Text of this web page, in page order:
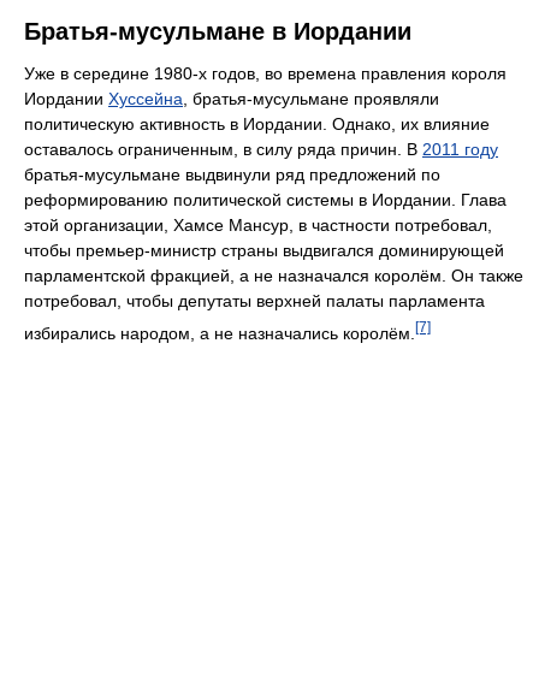
Братья-мусульмане в Иордании
Уже в середине 1980-х годов, во времена правления короля
Иордании Хуссейна, братья-мусульмане проявляли
политическую активность в Иордании. Однако, их влияние
оставалось ограниченным, в силу ряда причин. В 2011 году
братья-мусульмане выдвинули ряд предложений по
реформированию политической системы в Иордании. Глава
этой организации, Хамсе Мансур, в частности потребовал,
чтобы премьер-министр страны выдвигался доминирующей
парламентской фракцией, а не назначался королём. Он также
потребовал, чтобы депутаты верхней палаты парламента
избирались народом, а не назначались королём. [7]